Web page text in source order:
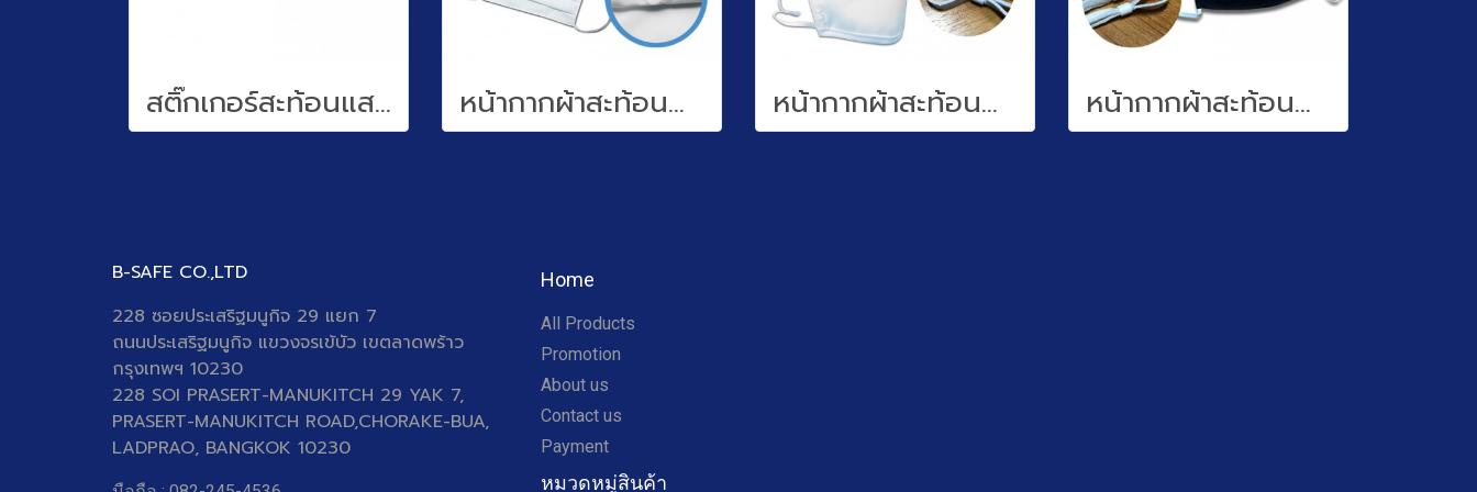
สติ๊กเกอร์สะท้อนแสง หน้ากากผ้าสะท้อนน้ำ(water repellent) หน้ากากผ้าสะท้อนน้ำ (water repellent) หน้ากากผ้าสะท้อนน้ำ (water repellent)
B-SAFE CO.,LTD
228 ซอยประเสริฐมนูกิจ 29 แยก 7
ถนนประเสริฐมนูกิจ แขวงจรเข้บัว เขตลาดพร้าว
กรุงเทพฯ 10230
228 SOI PRASERT-MANUKITCH 29 YAK 7,
PRASERT-MANUKITCH ROAD,CHORAKE-BUA,
LADPRAO, BANGKOK 10230
Home
All Products
Promotion
About us
Contact us
Payment
หมวดหมู่สินค้า